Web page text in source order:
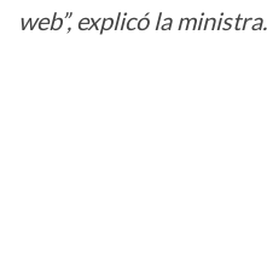
web”, explicó la ministra.